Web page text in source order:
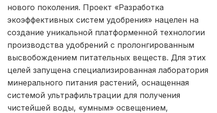
нового поколения. Проект «Разработка
экоэффективных систем удобрения» нацелен на
создание уникальной платформенной технологии
производства удобрений с пролонгированным
высвобождением питательных веществ. Для этих
целей запущена специализированная лаборатория
минерального питания растений, оснащенная
системой ультрафильтрации для получения
чистейшей воды, «умным» освещением,